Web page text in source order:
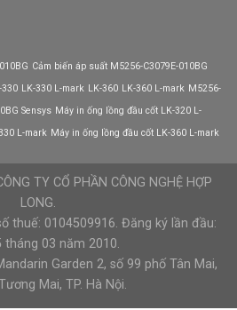
thế
tần
hợp
điểm
đóng
ổn
định
Cảm biến áp suất M5256-C3079E-010BG
330 LK-330 L-mark LK-360 LK-360 L-mark M5256-
Sensys Máy in ống lồng đầu cốt LK-320 L-
L-mark Máy in ống lồng đầu cốt LK-360 L-mark
TY CỔ PHẦN CÔNG NGHỆ HỢP
LONG.
thuế: 0104509916. Đăng ký lần đầu:
tháng 03 năm 2010.
Garden 2, số 99 phố Tân Mai,
Mai, TP. Hà Nội.